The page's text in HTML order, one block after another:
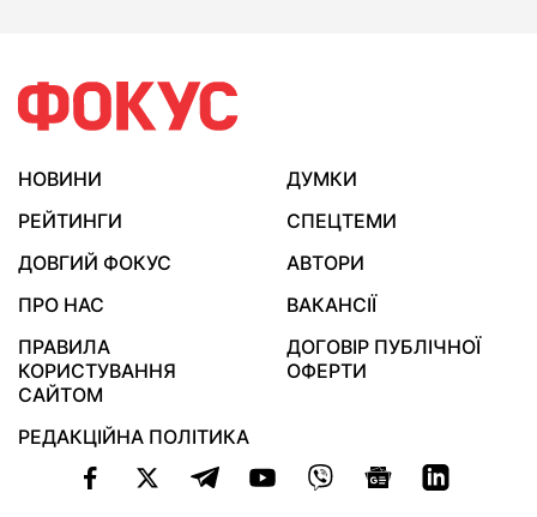
НОВИНИ
ДУМКИ
РЕЙТИНГИ
СПЕЦТЕМИ
ДОВГИЙ ФОКУС
АВТОРИ
ПРО НАС
ВАКАНСІЇ
ПРАВИЛА
КОРИСТУВАННЯ
САЙТОМ
ДОГОВІР ПУБЛІЧНОЇ
ОФЕРТИ
РЕДАКЦІЙНА ПОЛІТИКА